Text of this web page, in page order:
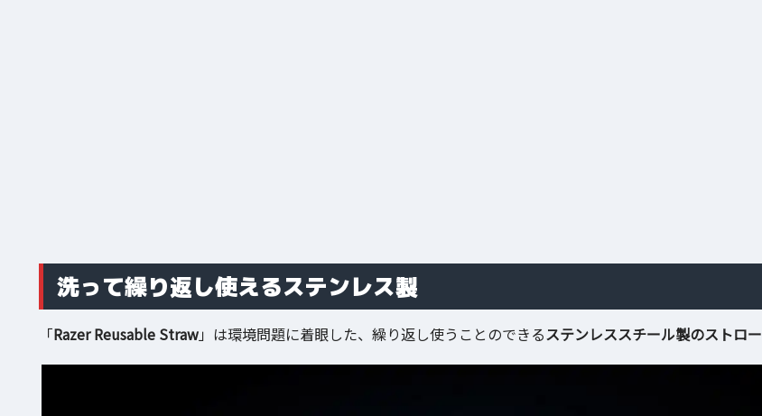
洗って繰り返し使えるステンレス製
「Razer Reusable Straw」は環境問題に着眼した、繰り返し使うことのできるステンレススチール製のストロー